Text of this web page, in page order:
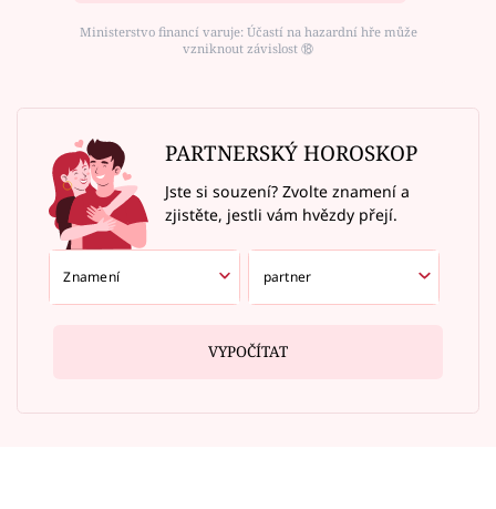
Ministerstvo financí varuje: Účastí na hazardní hře může
vzniknout závislost ⑱
PARTNERSKÝ HOROSKOP
Jste si souzení? Zvolte znamení a
zjistěte, jestli vám hvězdy přejí.
VYPOČÍTAT